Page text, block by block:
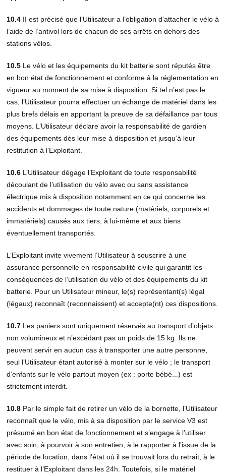
10.4 II est précisé que l’Utilisateur a l’obligation d’attacher le vélo à
l’aide de l’antivol lors de chacun de ses arrêts en dehors des
stations vélos.
10.5 Le vélo et les équipements du kit batterie sont réputés être
en bon état de fonctionnement et conforme à la réglementation en
vigueur au moment de sa mise à disposition. Si tel n’est pas le
cas, l’Utilisateur pourra effectuer un échange de matériel dans les
plus brefs délais en apportant la preuve de sa défaillance par tous
moyens. L’Utilisateur déclare avoir la responsabilité de gardien
des équipements dès leur mise à disposition et jusqu’à leur
restitution à l’Exploitant.
10.6 L’Utilisateur dégage l’Exploitant de toute responsabilité
découlant de l’utilisation du vélo avec ou sans assistance
électrique mis à disposition notamment en ce qui concerne les
accidents et dommages de toute nature (matériels, corporels et
immatériels) causés aux tiers, à lui-même et aux biens
éventuellement transportés.
L’Exploitant invite vivement l’Utilisateur à souscrire à une
assurance personnelle en responsabilité civile qui garantit les
conséquences de l’utilisation du vélo et des équipements du kit
batterie. Pour un Utilisateur mineur, le(s) représentant(s) légal
(légaux) reconnaît (reconnaissent) et accepte(nt) ces dispositions.
10.7 Les paniers sont uniquement réservés au transport d’objets
non volumineux et n’excédant pas un poids de 15 kg. Ils ne
peuvent servir en aucun cas à transporter une autre personne,
seul l’Utilisateur étant autorisé à monter sur le vélo ; le transport
d’enfants sur le vélo partout moyen (ex : porte bébé...) est
strictement interdit.
10.8 Par le simple fait de retirer un vélo de la bornette, l’Utilisateur
reconnaît que le vélo, mis à sa disposition par le service V3 est
présumé en bon état de fonctionnement et s’engage à l’utiliser
avec soin, à pourvoir à son entretien, à le rapporter à l’issue de la
période de location, dans l’état où il se trouvait lors du retrait, à le
restituer à l’Exploitant dans les 24h. Toutefois, si le matériel